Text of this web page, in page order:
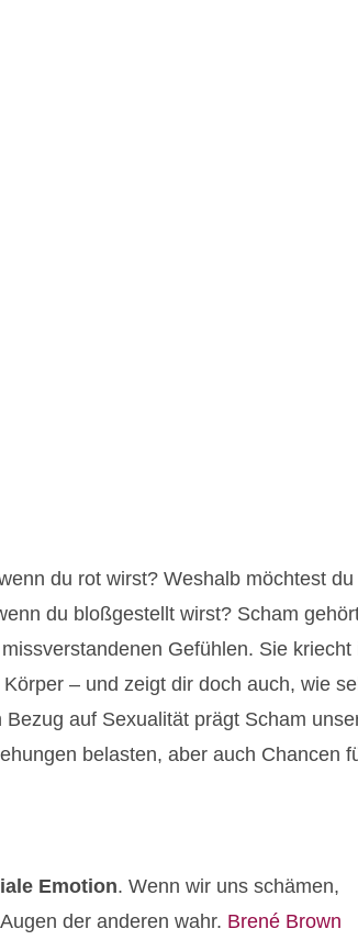
du rot wirst? Weshalb möchtest du
du bloßgestellt wirst? Scham
Gefühlen. Sie kriecht
– und zeigt dir doch auch, wie
auf Sexualität prägt Scham
belasten, aber auch Chancen
Emotion. Wenn wir uns schämen,
der anderen wahr. Brené Brown